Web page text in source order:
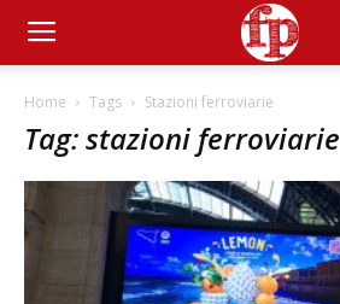
Home Tags Stazioni ferroviarie
Tag: stazioni ferroviarie